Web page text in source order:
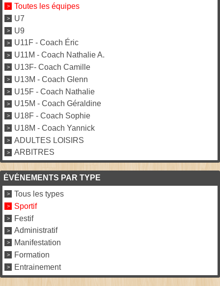
Toutes les équipes
U7
U9
U11F - Coach Éric
U11M - Coach Nathalie A.
U13F- Coach Camille
U13M - Coach Glenn
U15F - Coach Nathalie
U15M - Coach Géraldine
U18F - Coach Sophie
U18M - Coach Yannick
ADULTES LOISIRS
ARBITRES
ÉVÉNEMENTS PAR TYPE
Tous les types
Sportif
Festif
Administratif
Manifestation
Formation
Entrainement